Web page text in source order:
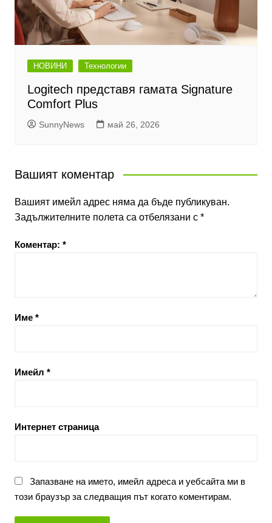
НОВИНИ Технологии
Logitech представя гамата Signature
Comfort Plus
SunnyNews май 26, 2026
Вашият коментар
Вашият имейл адрес няма да бъде публикуван.
Задължителните полета са отбелязани с *
Коментар: *
Име *
Имейл *
Интернет страница
Запазване на името, имейл адреса и уебсайта ми в
този браузър за следващия път когато коментирам.